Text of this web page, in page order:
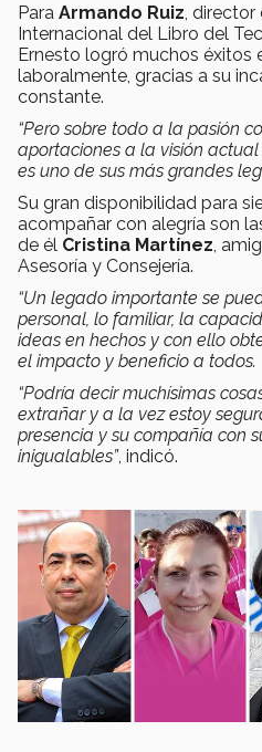
Para Armando Ruiz, director
Internacional del Libro del
Ernesto logró muchos éxitos
laboralmente, gracias a su
constante.
“Pero sobre todo a la pasión
aportaciones a la visión
es uno de sus más grandes
Su gran disponibilidad para
acompañar con alegría son
de él Cristina Martínez,
Asesoría y Consejería.
“Un legado importante se
personal, lo familiar, la
ideas en hechos y con ello
el impacto y beneficio a todos.
“Podría decir muchísimas
extrañar y a la vez estoy
presencia y su compañía con
inigualables”, indicó.